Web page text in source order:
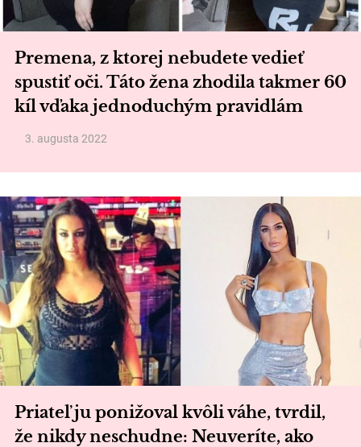
Premena, z ktorej nebudete vedieť
spustiť oči. Táto žena zhodila takmer 60
kíl vďaka jednoduchým pravidlám
3. augusta 2022
Priateľ ju ponižoval kvôli váhe, tvrdil,
že nikdy neschudne: Neuveríte, ako